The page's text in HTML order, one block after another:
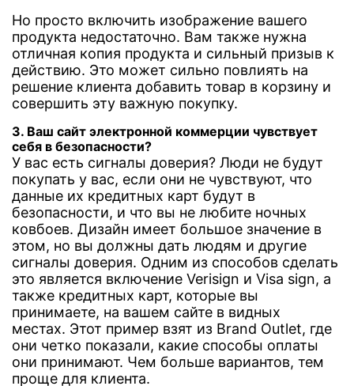
Но просто включить изображение вашего
продукта недостаточно. Вам также нужна
отличная копия продукта и сильный призыв к
действию. Это может сильно повлиять на
решение клиента добавить товар в корзину и
совершить эту важную покупку.
3. Ваш сайт электронной коммерции чувствует
себя в безопасности?
У вас есть сигналы доверия? Люди не будут
покупать у вас, если они не чувствуют, что
данные их кредитных карт будут в
безопасности, и что вы не любите ночных
ковбоев. Дизайн имеет большое значение в
этом, но вы должны дать людям и другие
сигналы доверия. Одним из способов сделать
это является включение Verisign и Visa sign, а
также кредитных карт, которые вы
принимаете, на вашем сайте в видных
местах. Этот пример взят из Brand Outlet, где
они четко показали, какие способы оплаты
они принимают. Чем больше вариантов, тем
проще для клиента.